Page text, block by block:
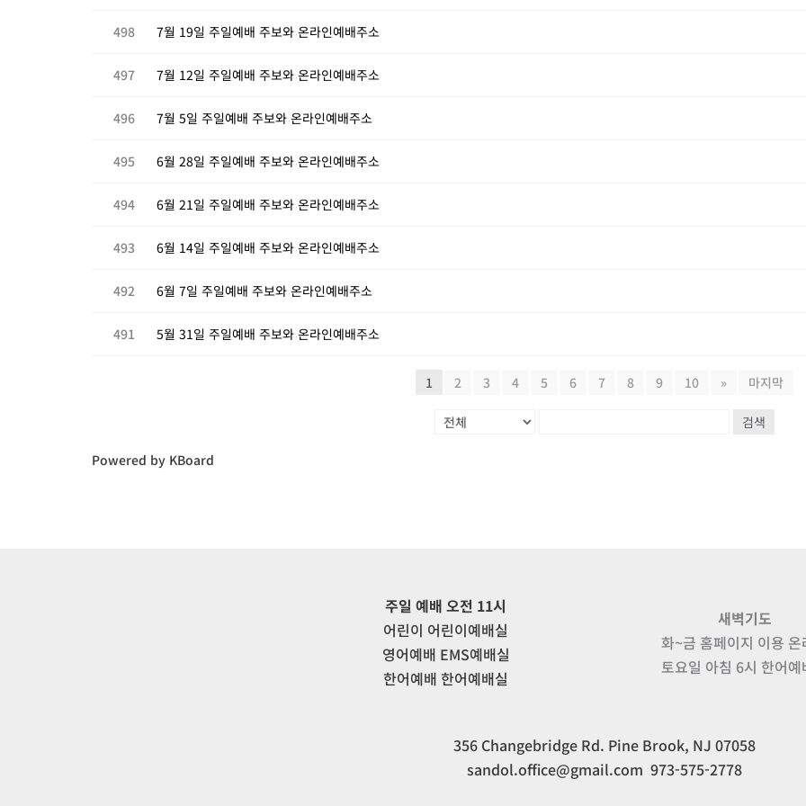
498 7월 19일 주일예배 주보와 온라인예배주소
497 7월 12일 주일예배 주보와 온라인예배주소
496 7월 5일 주일예배 주보와 온라인예배주소
495 6월 28일 주일예배 주보와 온라인예배주소
494 6월 21일 주일예배 주보와 온라인예배주소
493 6월 14일 주일예배 주보와 온라인예배주소
492 6월 7일 주일예배 주보와 온라인예배주소
491 5월 31일 주일예배 주보와 온라인예배주소
1 2 3 4 5 6 7 8 9 10 » 마지막
검색
Powered by KBoard
주일 예배 오전 11시
어린이 어린이예배실
영어예배 EMS예배실
한어예배 한어예배실
새벽기도
화~금 홈페이지 이용 온
토요일 아침 6시 한어예
356 Changebridge Rd. Pine Brook, NJ 07058
sandol.office@gmail.com 973-575-2778